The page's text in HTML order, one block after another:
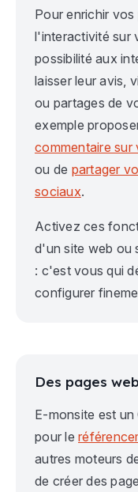
Pour enrichir
l'interactivité sur
possibilité aux
laisser leur avis,
ou partages de
exemple
commentaire sur
ou de partager
sociaux.
Activez ces
d'un site web ou
: c'est vous qui
configurer
Des pages
E-monsite est
pour le
autres moteurs
de créer des